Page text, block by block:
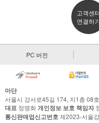
고객센터
연결하기
PC 버전
마단
서울시 강서로45길 174, 지1층 08호
대표 정명화개인정보 보호 책임자
통신판매업신고번호제2023-서울